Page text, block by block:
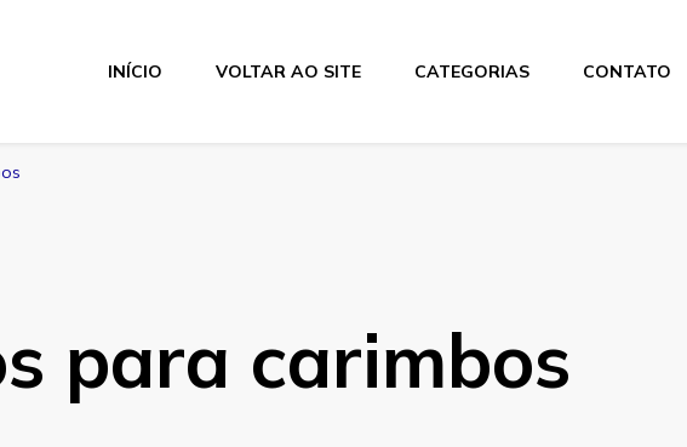
INÍCIO VOLTAR AO SITE CATEGORIAS CONTATO
para carimbos